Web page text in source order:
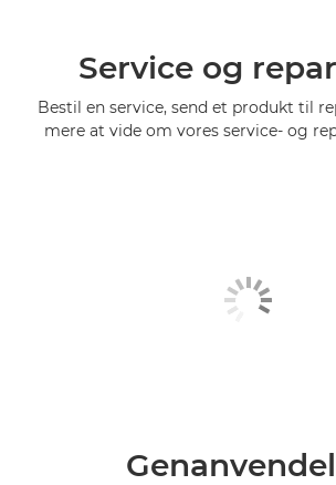
Service og
Bestil en service, send et produkt til
mere at vide om vores service- og